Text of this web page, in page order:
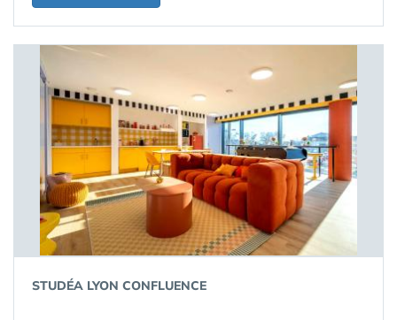
STUDÉA LYON CONFLUENCE